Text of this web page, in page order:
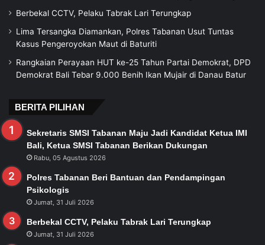
Berbekal CCTV, Pelaku Tabrak Lari Terungkap
Lima Tersangka Diamankan, Polres Tabanan Usut Tuntas
Kasus Pengeroyokan Maut di Baturiti
Rangkaian Perayaan HUT ke-25 Tahun Partai Demokrat, DPD
Demokrat Bali Tebar 9.000 Benih Ikan Mujair di Danau Batur
BERITA PILIHAN
Sekretaris SMSI Tabanan Maju Jadi Kandidat Ketua IMI
Bali, Ketua SMSI Tabanan Berikan Dukungan
Rabu, 05 Agustus 2026
Polres Tabanan Beri Bantuan dan Pendampingan
Psikologis
Jumat, 31 Juli 2026
Berbekal CCTV, Pelaku Tabrak Lari Terungkap
Jumat, 31 Juli 2026